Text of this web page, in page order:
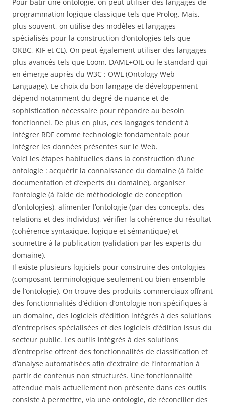
programmation logique classique tels que Prolog. Mais,
plus souvent, on utilise des modèles et langages
spécialisés pour la construction d’ontologies tels que
OKBC, KIF et CL). On peut également utiliser des langages
plus avancés tels que Loom, DAML+OIL ou le standard qui
en émerge auprès du W3C : OWL (Ontology Web
Language). Le choix du bon langage de développement
dépend notamment du degré de nuance et de
sophistication nécessaire pour répondre au besoin
fonctionnel. De plus en plus, ces langages tendent à
intégrer RDF comme technologie fondamentale pour
intégrer les données présentes sur le Web.
Voici les étapes habituelles dans la construction d’une
ontologie : acquérir la connaissance du domaine (à l’aide
documentation et d’experts du domaine), organiser
l’ontologie (à l’aide de méthodologie de conception
d’ontologies), alimenter l’ontologie (par des concepts, des
relations et des individus), vérifier la cohérence du résultat
(cohérence syntaxique, logique et sémantique) et
soumettre à la publication (validation par les experts du
domaine).
Il existe plusieurs logiciels pour construire des ontologies
(composant terminologique seulement ou bien ensemble
de l’ontologie). On trouve des produits commerciaux offrant
des fonctionnalités d’édition d’ontologie non spécifiques à
un domaine, des logiciels d’édition intégrés à des solutions
d’entreprises spécialisées et des logiciels d’édition issus du
secteur public. Les outils intégrés à des solutions
d’entreprise offrent des fonctionnalités de classification et
d’analyse automatisées afin d’extraire de l’information à
partir de contenus non structurés. Une fonctionnalité
attendue mais actuellement non présente dans ces outils
consiste à permettre, via une ontologie, de réconcilier des